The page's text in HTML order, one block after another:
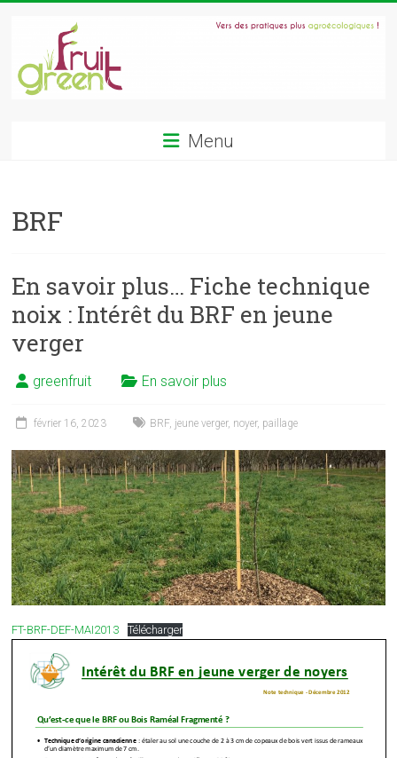
GREENFRUIT
l'enherbement
fruitier
couverts
végétaux,
agroforesterie
Menu
BRF
En savoir plus… Fiche technique
noix : Intérêt du BRF en jeune
verger
greenfruit En savoir plus
février 16, 2023 BRF, jeune verger, noyer, paillage
FT-BRF-DEF-MAI2013 Télécharger